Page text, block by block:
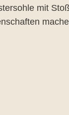
mit